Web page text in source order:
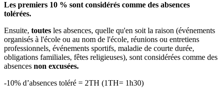
Les premiers 10 % sont considérés comme des absences
tolérées.
Ensuite, toutes les absences, quelle qu'en soit la raison (événements
organisés à l'école ou au nom de l'école, réunions ou entretiens
professionnels, événements sportifs, maladie de courte durée,
obligations familiales, fêtes religieuses), sont considérées comme des
absences non excusées.
-10% d’absences toléré = 2TH (1TH= 1h30)